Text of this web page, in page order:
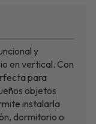
y
en vertical. Con
para
objetos
instalarla
dormitorio o